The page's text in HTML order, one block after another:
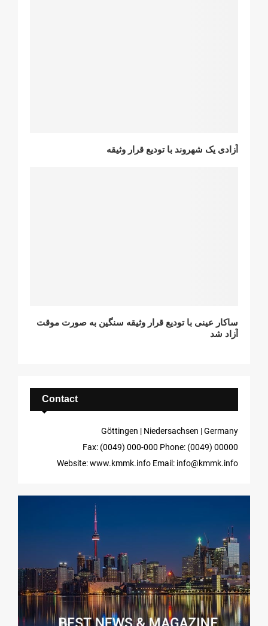
آزادی یک شهروند با تودیع قرار وثیقه
ساکار عینی با تودیع قرار وثیقه سنگین بە صورت موقت
آزاد شد
Contact
Göttingen | Niedersachsen | Germany
Phone: (0049) 00000
Fax: (0049) 000-000
Email: info@kmmk.info
Website: www.kmmk.info